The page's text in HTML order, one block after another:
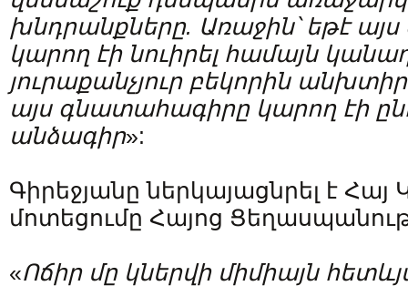
խնդրանքները. Առաջին՝ եթէ այս
կարող էի նուիրել համայն
յուրաքանչյուր բեկորին անխտիր
այս գնատահագիրը կարող էի
անձագիր»:
Գիրեջյանը ներկայացնրել է Հայ
մոտեցումը Հայոց
«Ոճիր մը կներվի միմիայն